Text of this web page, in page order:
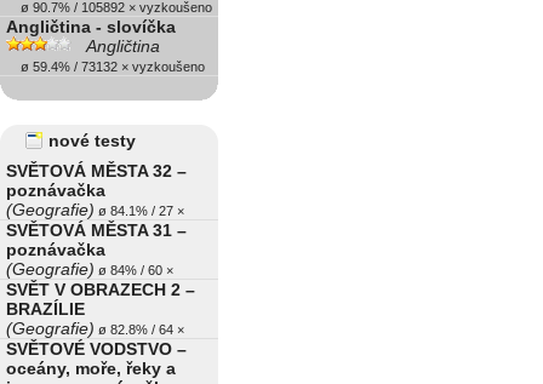
ø 90.7% / 105892 × vyzkoušeno
Angličtina - slovíčka
Angličtina
ø 59.4% / 73132 × vyzkoušeno
nové testy
SVĚTOVÁ MĚSTA 32 –
poznávačka
(Geografie) ø 84.1% / 27 ×
SVĚTOVÁ MĚSTA 31 –
poznávačka
(Geografie) ø 84% / 60 ×
SVĚT V OBRAZECH 2 –
BRAZÍLIE
(Geografie) ø 82.8% / 64 ×
SVĚTOVÉ VODSTVO –
oceány, moře, řeky a